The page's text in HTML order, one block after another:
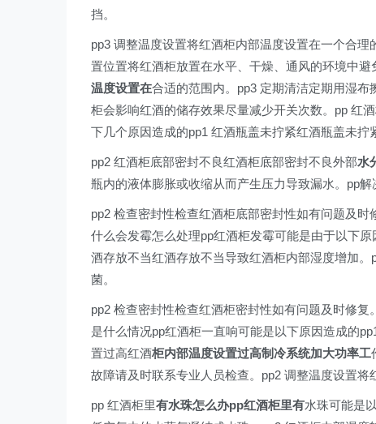
挡。
pp3 调整温度设置将红酒柜内部温度设置在一个合
置位置将红酒柜放置在水平、干燥、通风的环境中
温度设置在合适的范围内。pp3 定期清洁定期用湿
柜会影响红酒的储存效果尽量减少开关次数。pp 红
下几个原因造成的pp1 红酒瓶盖未拧紧红酒瓶盖未拧
pp2 红酒柜底部密封不良红酒柜底部密封不良外部水
瓶内的液体膨胀或收缩从而产生压力导致漏水。pp
pp2 检查密封性检查红酒柜底部密封性如有问题及时
什么会发霉怎么处理pp红酒柜发霉可能是由于以下
酒存放不当红酒存放不当导致红酒柜内部湿度增加
菌。
pp2 检查密封性检查红酒柜密封性如有问题及时修
是什么情况pp红酒柜一直响可能是以下原因造成的
置过高红酒柜内部温度设置过高制冷系统加大功率工
故障请及时联系专业人员检查。pp2 调整温度设置将
pp 红酒柜里有水珠怎么办pp红酒柜里有水珠可能是